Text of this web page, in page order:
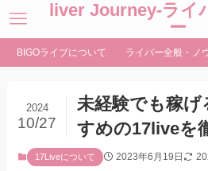
liver Journey-ライ
ー
BIGOライブについて ライバー全般・ノ
未経験でも稼げ
すめの17liveを
2024
10/27
17Liveについて 2023年6月19日